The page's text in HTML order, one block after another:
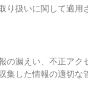
り扱いに関して適用
の漏えい、不正アク
集した情報の適切な